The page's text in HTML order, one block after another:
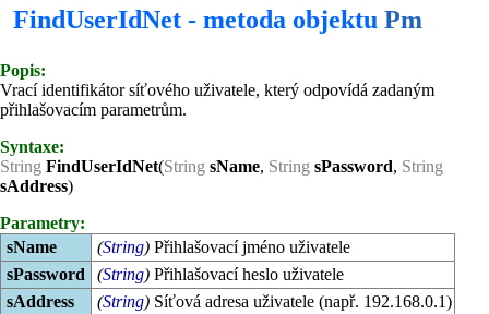
FindUserIdNet - metoda objektu Pm
Popis:
Vrací identifikátor síťového uživatele, který odpovídá zadaným
přihlašovacím parametrům.
Syntaxe:
String FindUserIdNet(String sName, String sPassword, String
sAddress)
Parametry:
sName
(String)Přihlašovací jméno uživatele
sPassword
(String)Přihlašovací heslo uživatele
sAddress
(String)Síťová adresa uživatele (např. 192.168.0.1)